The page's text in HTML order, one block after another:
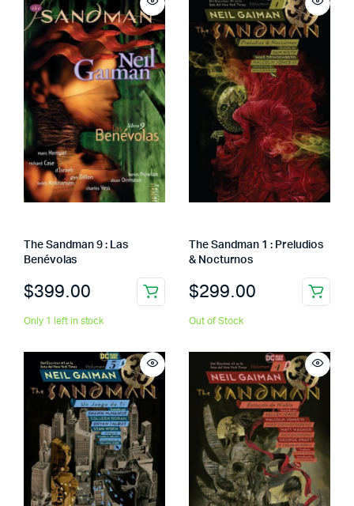
The Sandman 9 : Las
Benévolas
$399.00
Only 1 left in stock
The Sandman 1 : Preludios
& Nocturnos
$299.00
Out of Stock